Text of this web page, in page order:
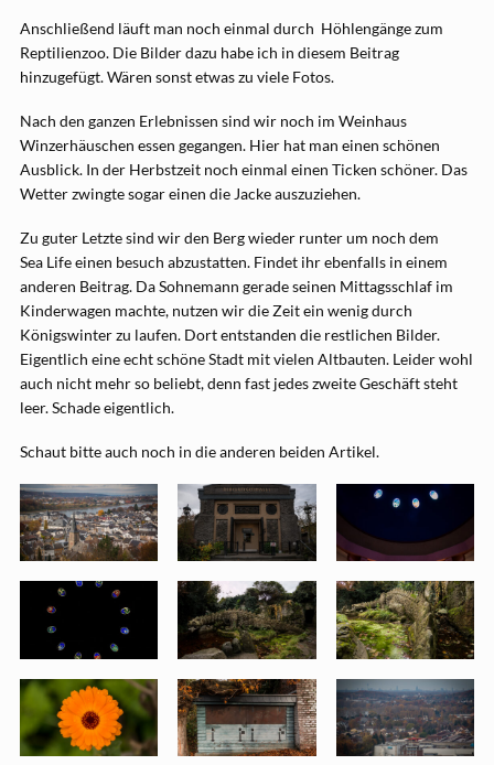
Anschließend läuft man noch einmal durch Höhlengänge zum
Reptilienzoo. Die Bilder dazu habe ich in diesem Beitrag
hinzugefügt. Wären sonst etwas zu viele Fotos.
Nach den ganzen Erlebnissen sind wir noch im Weinhaus
Winzerhäuschen essen gegangen. Hier hat man einen schönen
Ausblick. In der Herbstzeit noch einmal einen Ticken schöner. Das
Wetter zwingte sogar einen die Jacke auszuziehen.
Zu guter Letzte sind wir den Berg wieder runter um noch dem
Sea Life einen besuch abzustatten. Findet ihr ebenfalls in einem
anderen Beitrag. Da Sohnemann gerade seinen Mittagsschlaf im
Kinderwagen machte, nutzen wir die Zeit ein wenig durch
Königswinter zu laufen. Dort entstanden die restlichen Bilder.
Eigentlich eine echt schöne Stadt mit vielen Altbauten. Leider wohl
auch nicht mehr so beliebt, denn fast jedes zweite Geschäft steht
leer. Schade eigentlich.
Schaut bitte auch noch in die anderen beiden Artikel.